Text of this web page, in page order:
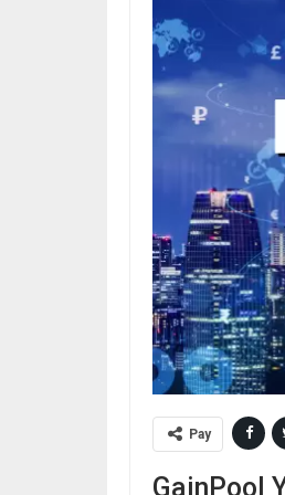
Pay
GainPool